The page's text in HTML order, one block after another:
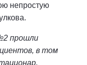
непростую
прошли
в том